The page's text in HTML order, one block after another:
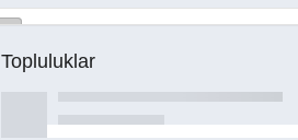
Topluluklar